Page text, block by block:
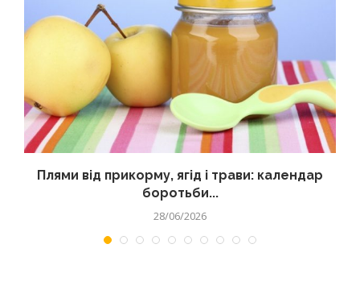
Плями від прикорму, ягід і трави: календар
боротьби...
28/06/2026